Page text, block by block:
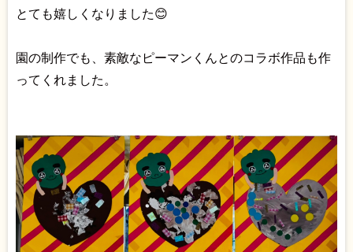
とても嬉しくなりました😊
園の制作でも、素敵なピーマンくんとのコラボ作品も作
ってくれました。